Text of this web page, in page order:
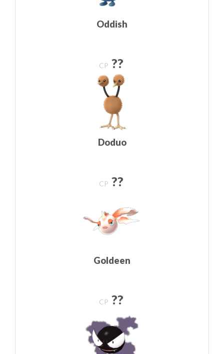
Oddish
CP ??
Doduo
CP ??
Goldeen
CP ??